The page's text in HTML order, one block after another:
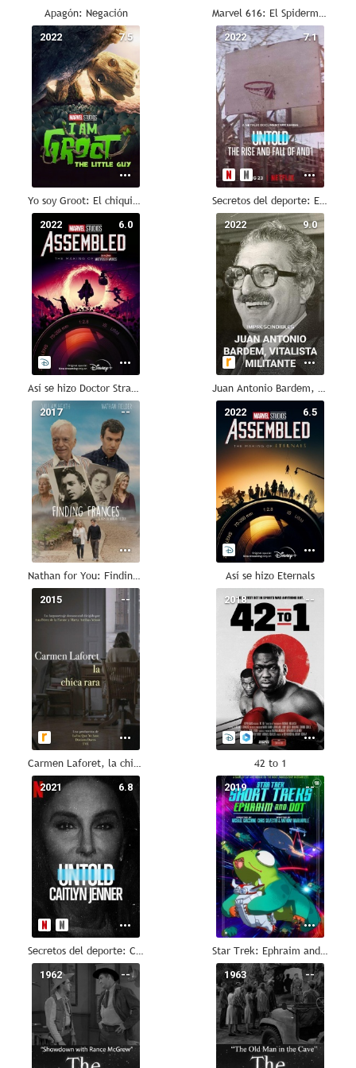
Apagón: Negación Marvel 616: El Spiderman japonés
7.5
2022
Yo soy Groot: El chiquitín
7.1
2022
Secretos del deporte: El ascenso y la caída de AND1
6.0
2022
Así se hizo Doctor Strange en el multiverso de la locura
9.0
2022
Juan Antonio Bardem, vitalista militante
--
2017
Nathan for You: Finding Frances
6.5
2022
Así se hizo Eternals
--
2015
Carmen Laforet, la chica rara
--
2018
42 to 1
6.8
2021
Secretos del deporte: Caitlyn Jenner
--
2019
Star Trek: Ephraim and Dot
--
1962 --
1963